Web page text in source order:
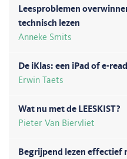
Leesproblemen
technisch lezen
Anneke Smits
De iKlas: een iPad of e-
Erwin Taets
Wat nu met de LEESKIST?
Pieter Van Biervliet
Begrijpend lezen effectief